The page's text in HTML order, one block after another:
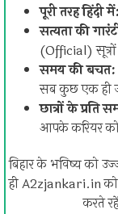
पूरी तरह हिंदी में:
सत्यता की
(Official)
समय की बचत:
सब कुछ एक ही
छात्रों के प्रति
आपके करियर को
बिहार के भविष्य को
ही A2zjankari.in
करते